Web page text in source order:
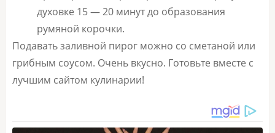
духовке 15 — 20 минут до образования
румяной корочки.
Подавать заливной пирог можно со сметаной или
грибным соусом. Очень вкусно. Готовьте вместе с
лучшим сайтом кулинарии!